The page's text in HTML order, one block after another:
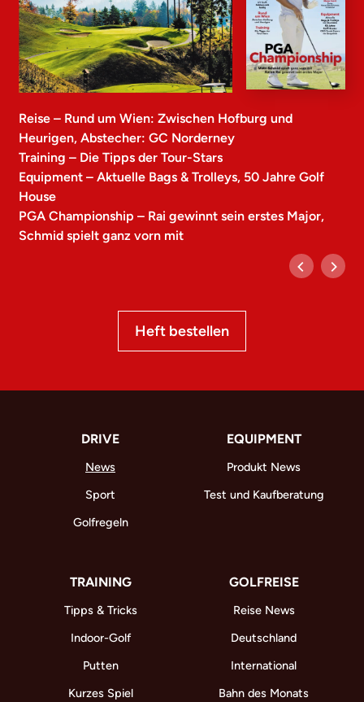
Reise – Rund um Wien: Zwischen Hofburg und
Heurigen, Abstecher: GC Norderney
Training – Die Tipps der Tour-Stars
Equipment – Aktuelle Bags & Trolleys, 50 Jahre Golf
House
PGA Championship – Rai gewinnt sein erstes Major,
Schmid spielt ganz vorn mit
Heft bestellen
DRIVE
News
Sport
Golfregeln
EQUIPMENT
Produkt News
Test und Kaufberatung
TRAINING
Tipps & Tricks
Indoor-Golf
Putten
Kurzes Spiel
GOLFREISE
Reise News
Deutschland
International
Bahn des Monats